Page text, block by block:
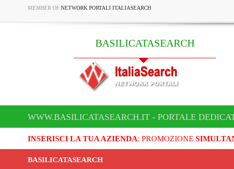
MEMBER OF NETWORK PORTALI ITALIASEARCH
BASILICATASEARCH
WWW.BASILICATASEARCH.IT - PORTALE
INSERISCI LA TUA AZIENDA: PROMOZIONE
BASILICATASEARCH